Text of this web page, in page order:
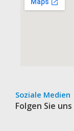
Soziale Medien
Folgen Sie